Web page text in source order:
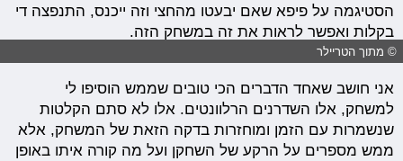
הסטיגמה על פיפא שאם יבעטו מהחצי וזה ייכנס, התנפצה די
בקלות ואפשר לראות את זה במשחק הזה.
© מתוך הטריילר
אני חושב שאחד הדברים הכי טובים שממש הוסיפו לי
למשחק, אלו השדרנים הרלוונטים. אלו לא סתם הקלטות
שנשמרות עם הזמן ומוחזרות בדקה הזאת של המשחק, אלא
ממש מספרים על הרקע של השחקן ועל מה קורה איתו באופן